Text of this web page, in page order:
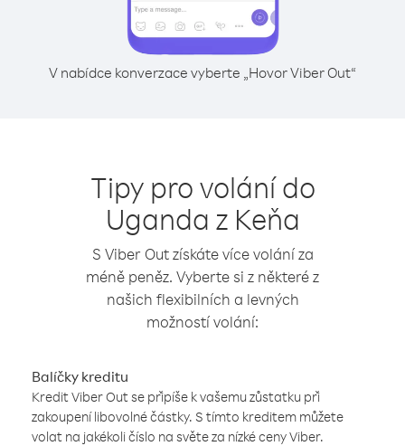
V nabídce konverzace vyberte „Hovor Viber Out“
Tipy pro volání do
Uganda z Keňa
S Viber Out získáte více volání za
méně peněz. Vyberte si z některé z
našich flexibilních a levných
možností volání:
Balíčky kreditu
Kredit Viber Out se připíše k vašemu zůstatku při
zakoupení libovolné částky. S tímto kreditem můžete
volat na jakékoli číslo na světe za nízké ceny Viber.